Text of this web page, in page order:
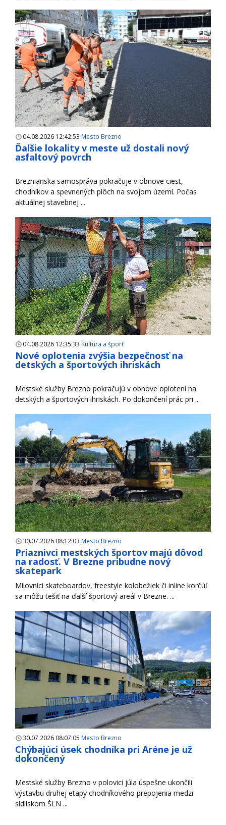
04.08.2026 12:42:53 Mesto Brezno
Ďalšie lokality v meste už dostali nový
asfaltový povrch
Breznianska samospráva pokračuje v obnove ciest,
chodníkov a spevnených plôch na svojom území. Počas
aktuálnej stavebnej ...
04.08.2026 12:35:33 Kultúra a šport
Nové oplotenia zvýšia bezpečnosť na
detských a športových ihriskách
Mestské služby Brezno pokračujú v obnove oplotení na
detských a športových ihriskách. Po dokončení prác pri ...
30.07.2026 08:12:03 Mesto Brezno
Priaznivci mestských športov majú dôvod
na radosť. V Brezne pribudne nový
skatepark
Milovníci skateboardov, freestyle kolobežiek či inline korčúľ
sa môžu tešiť na ďalší športový areál v Brezne. ...
30.07.2026 08:07:05 Mesto Brezno
Chýbajúci úsek chodníka pri Aréne je už
dokončený
Mestské služby Brezno v polovici júla úspešne ukončili
výstavbu druhej etapy chodníkového prepojenia medzi
sídliskom ŠLN ...